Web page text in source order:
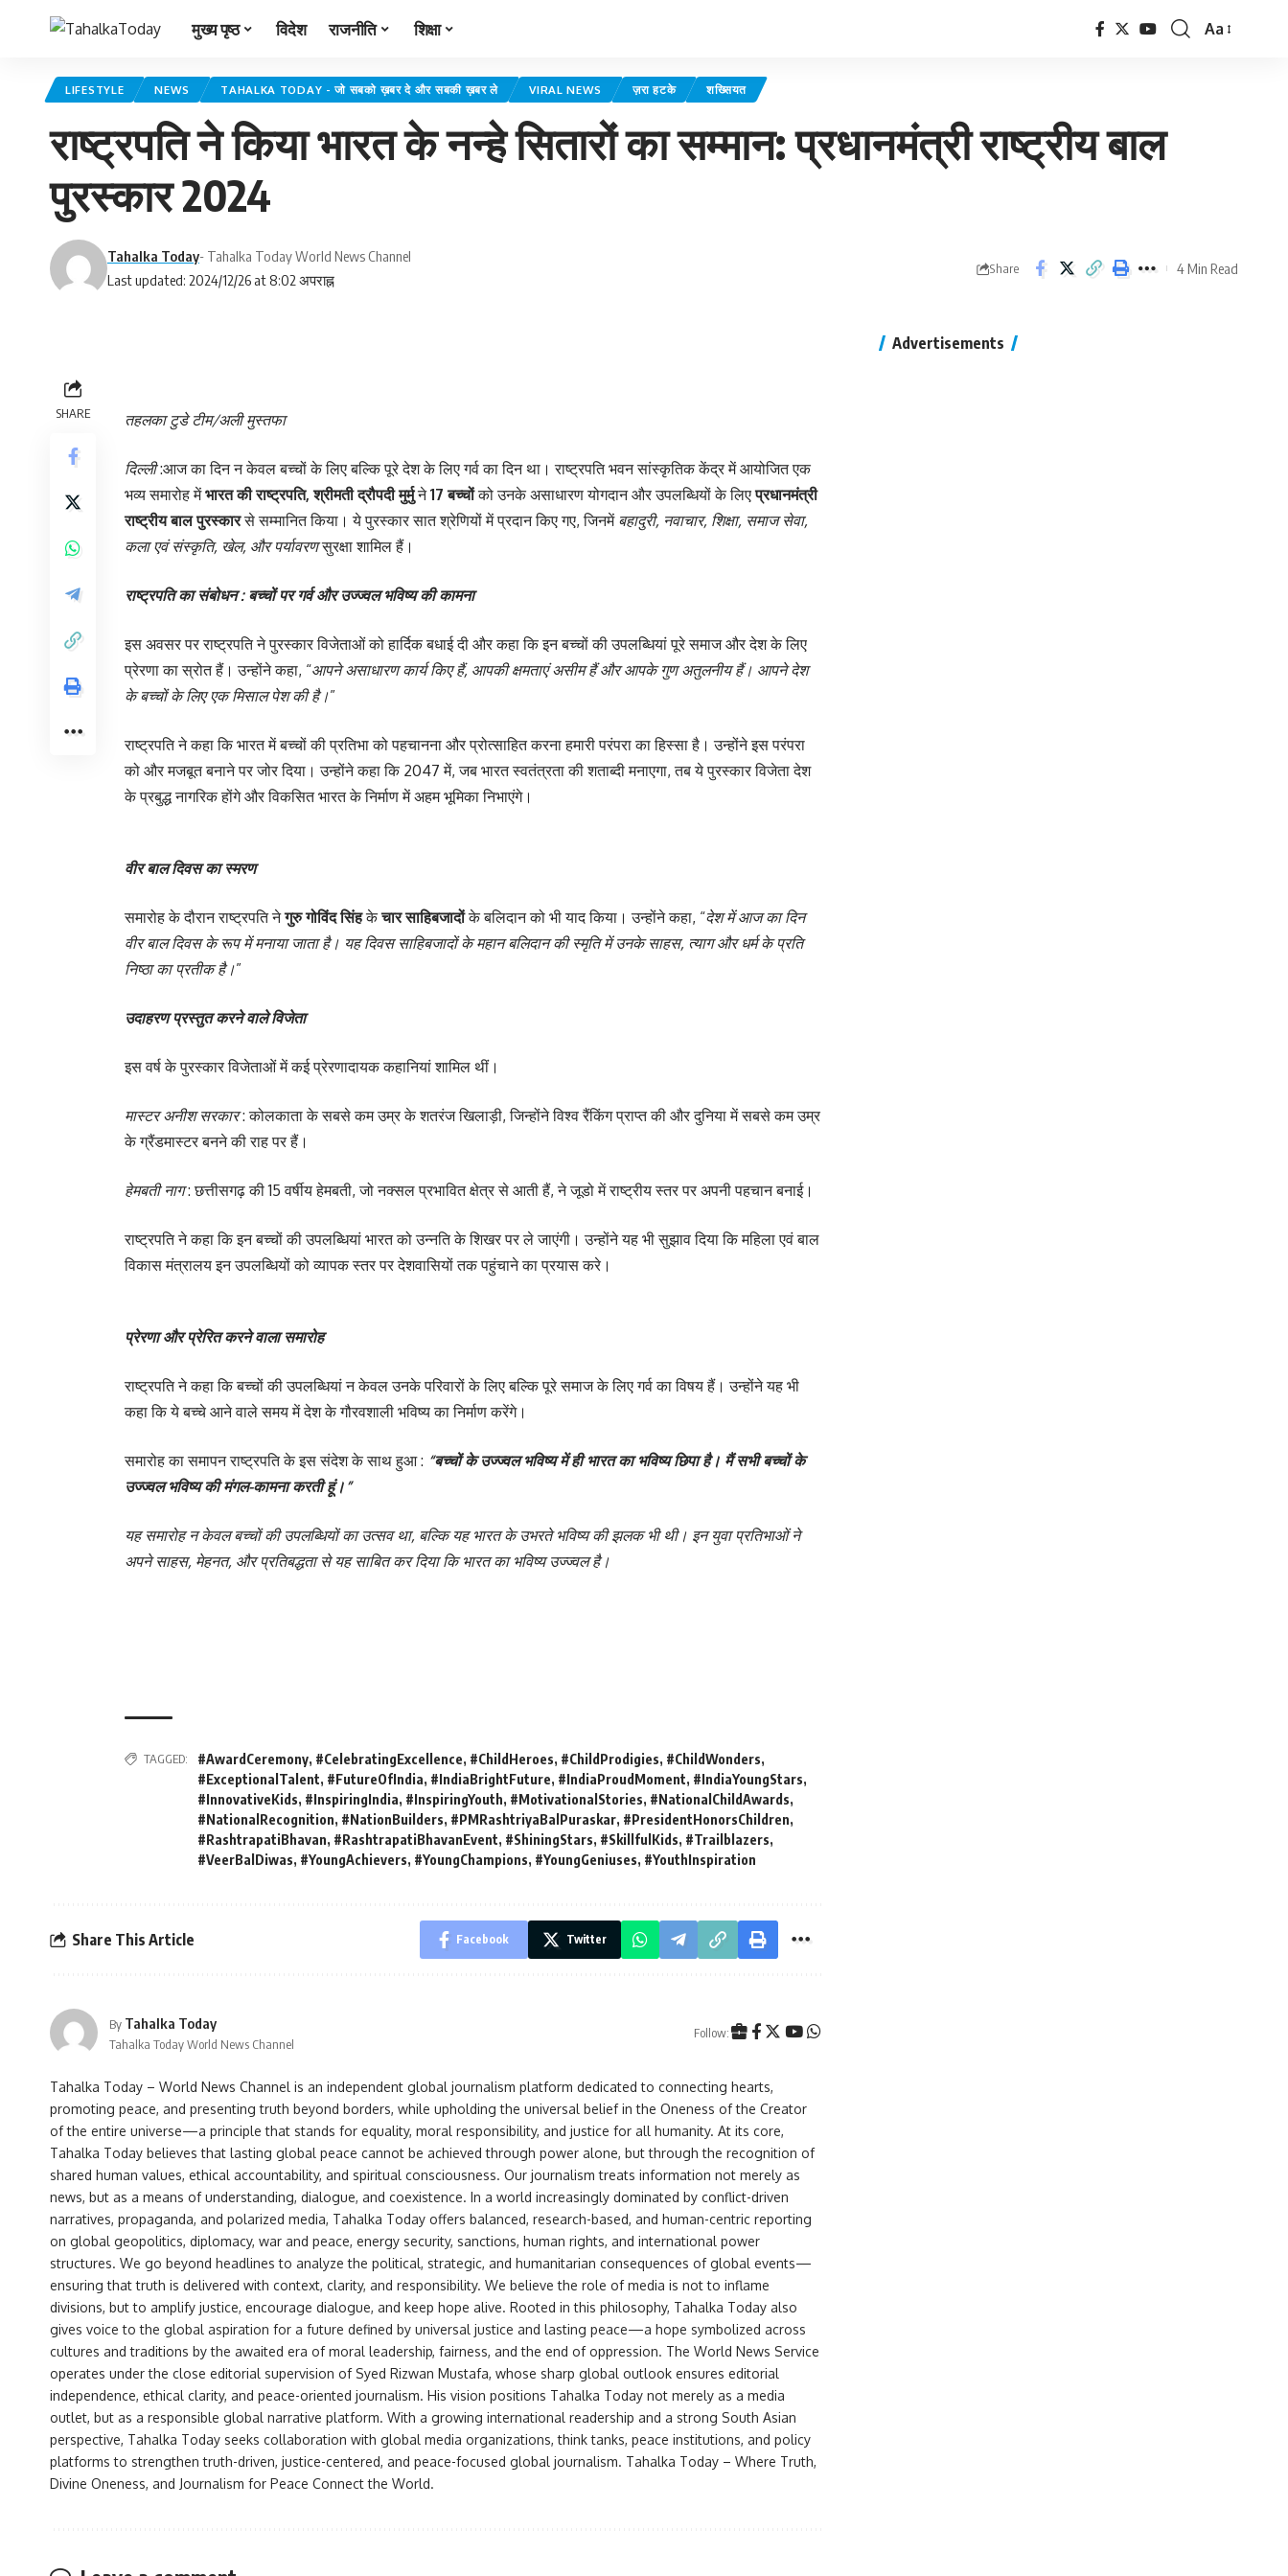
मुख्य पृष्ठ विदेश राजनीति शिक्षा Aa
LIFESTYLE NEWS TAHALKA TODAY - जो सबको ख़बर दे और सबकी ख़बर ले VIRAL NEWS ज़रा हटके शख्सियत
राष्ट्रपति ने किया भारत के नन्हे सितारों का सम्मान: प्रधानमंत्री राष्ट्रीय बाल
पुरस्कार 2024
Last updated: 2024/12/26 at 8:02 अपराह्न
Tahalka Today- Tahalka Today World News Channel
Share 4 Min Read
SHARE तहलका टुडे टीम/अली मुस्तफा
दिल्ली:आज का दिन न केवल बच्चों के लिए बल्कि पूरे देश के लिए गर्व का दिन था। राष्ट्रपति भवन सांस्कृतिक केंद्र में आयोजित एक
भव्य समारोह मेंभारत की राष्ट्रपति, श्रीमती द्रौपदी मुर्मुने17 बच्चोंको उनके असाधारण योगदान और उपलब्धियों के लिएप्रधानमंत्री
राष्ट्रीय बाल पुरस्कारसे सम्मानित किया। ये पुरस्कार सात श्रेणियों में प्रदान किए गए, जिनमेंबहादुरी, नवाचार, शिक्षा, समाज सेवा,
कला एवं संस्कृति, खेल, और पर्यावरणसुरक्षा शामिल हैं।
राष्ट्रपति का संबोधन : बच्चों पर गर्व और उज्ज्वल भविष्य की कामना
इस अवसर पर राष्ट्रपति ने पुरस्कार विजेताओं को हार्दिक बधाई दी और कहा कि इन बच्चों की उपलब्धियां पूरे समाज और देश के लिए
प्रेरणा का स्रोत हैं। उन्होंने कहा, “आपने असाधारण कार्य किए हैं, आपकी क्षमताएं असीम हैं और आपके गुण अतुलनीय हैं। आपने देश
के बच्चों के लिए एक मिसाल पेश की है।”
राष्ट्रपति ने कहा कि भारत में बच्चों की प्रतिभा को पहचानना और प्रोत्साहित करना हमारी परंपरा का हिस्सा है। उन्होंने इस परंपरा
को और मजबूत बनाने पर जोर दिया। उन्होंने कहा कि 2047 में, जब भारत स्वतंत्रता की शताब्दी मनाएगा, तब ये पुरस्कार विजेता देश
के प्रबुद्ध नागरिक होंगे और विकसित भारत के निर्माण में अहम भूमिका निभाएंगे।
वीर बाल दिवस का स्मरण
समारोह के दौरान राष्ट्रपति नेगुरु गोविंद सिंहकेचार साहिबजादोंके बलिदान को भी याद किया। उन्होंने कहा, “देश में आज का दिन
वीर बाल दिवस के रूप में मनाया जाता है। यह दिवस साहिबजादों के महान बलिदान की स्मृति में उनके साहस, त्याग और धर्म के प्रति
निष्ठा का प्रतीक है।”
उदाहरण प्रस्तुत करने वाले विजेता
इस वर्ष के पुरस्कार विजेताओं में कई प्रेरणादायक कहानियां शामिल थीं।
मास्टर अनीश सरकार: कोलकाता के सबसे कम उम्र के शतरंज खिलाड़ी, जिन्होंने विश्व रैंकिंग प्राप्त की और दुनिया में सबसे कम उम्र
के ग्रैंडमास्टर बनने की राह पर हैं।
हेमबती नाग: छत्तीसगढ़ की 15 वर्षीय हेमबती, जो नक्सल प्रभावित क्षेत्र से आती हैं, ने जूडो में राष्ट्रीय स्तर पर अपनी पहचान बनाई।
राष्ट्रपति ने कहा कि इन बच्चों की उपलब्धियां भारत को उन्नति के शिखर पर ले जाएंगी। उन्होंने यह भी सुझाव दिया कि महिला एवं बाल
विकास मंत्रालय इन उपलब्धियों को व्यापक स्तर पर देशवासियों तक पहुंचाने का प्रयास करे।
प्रेरणा और प्रेरित करने वाला समारोह
राष्ट्रपति ने कहा कि बच्चों की उपलब्धियां न केवल उनके परिवारों के लिए बल्कि पूरे समाज के लिए गर्व का विषय हैं। उन्होंने यह भी
कहा कि ये बच्चे आने वाले समय में देश के गौरवशाली भविष्य का निर्माण करेंगे।
समारोह का समापन राष्ट्रपति के इस संदेश के साथ हुआ : “बच्चों के उज्ज्वल भविष्य में ही भारत का भविष्य छिपा है। मैं सभी बच्चों के
उज्ज्वल भविष्य की मंगल-कामना करती हूं।”
यह समारोह न केवल बच्चों की उपलब्धियों का उत्सव था, बल्कि यह भारत के उभरते भविष्य की झलक भी थी। इन युवा प्रतिभाओं ने
अपने साहस, मेहनत, और प्रतिबद्धता से यह साबित कर दिया कि भारत का भविष्य उज्ज्वल है।
TAGGED: #AwardCeremony, #CelebratingExcellence, #ChildHeroes, #ChildProdigies, #ChildWonders,
#ExceptionalTalent, #FutureOfIndia, #IndiaBrightFuture, #IndiaProudMoment, #IndiaYoungStars,
#InnovativeKids, #InspiringIndia, #InspiringYouth, #MotivationalStories, #NationalChildAwards,
#NationalRecognition, #NationBuilders, #PMRashtriyaBalPuraskar, #PresidentHonorsChildren,
#RashtrapatiBhavan, #RashtrapatiBhavanEvent, #ShiningStars, #SkillfulKids, #Trailblazers,
#VeerBalDiwas, #YoungAchievers, #YoungChampions, #YoungGeniuses, #YouthInspiration
Share This Article Facebook Twitter
By Tahalka Today
Tahalka Today World News Channel
Follow:
Tahalka Today – World News Channel is an independent global journalism platform dedicated to connecting hearts,
promoting peace, and presenting truth beyond borders, while upholding the universal belief in the Oneness of the Creator
of the entire universe—a principle that stands for equality, moral responsibility, and justice for all humanity. At its core,
Tahalka Today believes that lasting global peace cannot be achieved through power alone, but through the recognition of
shared human values, ethical accountability, and spiritual consciousness. Our journalism treats information not merely as
news, but as a means of understanding, dialogue, and coexistence. In a world increasingly dominated by conflict-driven
narratives, propaganda, and polarized media, Tahalka Today offers balanced, research-based, and human-centric reporting
on global geopolitics, diplomacy, war and peace, energy security, sanctions, human rights, and international power
structures. We go beyond headlines to analyze the political, strategic, and humanitarian consequences of global events—
ensuring that truth is delivered with context, clarity, and responsibility. We believe the role of media is not to inflame
divisions, but to amplify justice, encourage dialogue, and keep hope alive. Rooted in this philosophy, Tahalka Today also
gives voice to the global aspiration for a future defined by universal justice and lasting peace—a hope symbolized across
cultures and traditions by the awaited era of moral leadership, fairness, and the end of oppression. The World News Service
operates under the close editorial supervision of Syed Rizwan Mustafa, whose sharp global outlook ensures editorial
independence, ethical clarity, and peace-oriented journalism. His vision positions Tahalka Today not merely as a media
outlet, but as a responsible global narrative platform. With a growing international readership and a strong South Asian
perspective, Tahalka Today seeks collaboration with global media organizations, think tanks, peace institutions, and policy
platforms to strengthen truth-driven, justice-centered, and peace-focused global journalism. Tahalka Today – Where Truth,
Divine Oneness, and Journalism for Peace Connect the World.
Advertisements